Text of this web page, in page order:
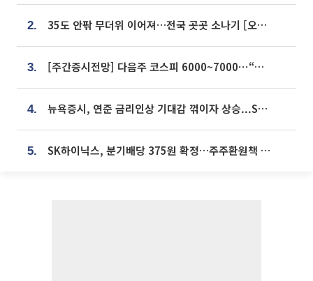
2. 35도 안팎 무더위 이어져…전국 곳곳 소나기 [오늘 날씨]
3. [주간증시전망] 다음주 코스피 6000~7000⋯“外人 수급은 정책이 변수”
4. 뉴욕증시, 연준 금리인상 기대감 꺾이자 상승...S&P500 사상 최고치 [종합]
5. SK하이닉스, 분기배당 375원 확정…주주환원책 9월로 앞당겨 발표